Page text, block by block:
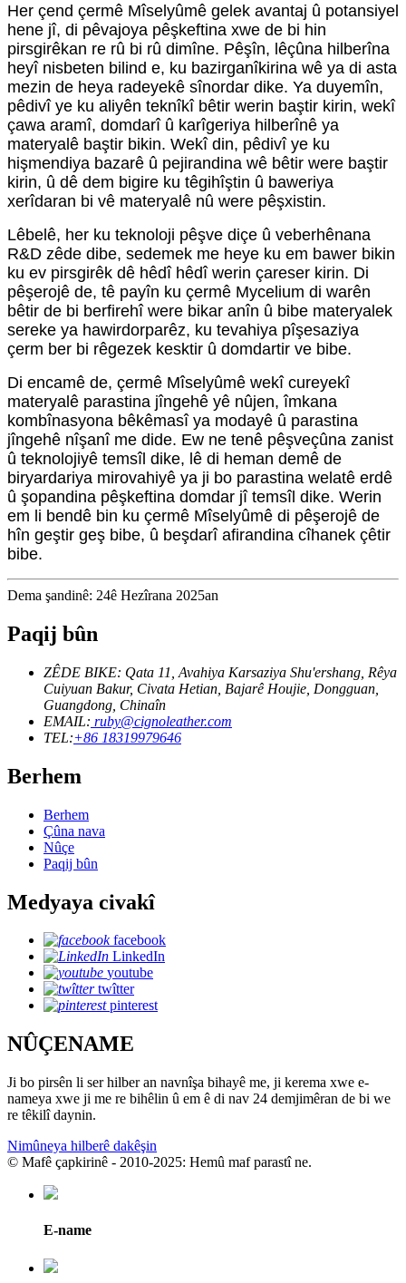
Her çend çermê Mîselyûmê gelek avantaj û potansiyel
hene jî, di pêvajoya pêşkeftina xwe de bi hin
pirsgirêkan re rû bi rû dimîne. Pêşîn, lêçûna hilberîna
heyî nisbeten bilind e, ku bazirganîkirina wê ya di asta
mezin de heya radeyekê sînordar dike. Ya duyemîn,
pêdivî ye ku aliyên teknîkî bêtir werin baştir kirin, wekî
çawa aramî, domdarî û karîgeriya hilberînê ya
materyalê baştir bikin. Wekî din, pêdivî ye ku
hişmendiya bazarê û pejirandina wê bêtir were baştir
kirin, û dê dem bigire ku têgihîştin û baweriya
xerîdaran bi vê materyalê nû were pêşxistin.
Lêbelê, her ku teknoloji pêşve diçe û veberhênana
R&D zêde dibe, sedemek me heye ku em bawer bikin
ku ev pirsgirêk dê hêdî hêdî werin çareser kirin. Di
pêşerojê de, tê payîn ku çermê Mycelium di warên
bêtir de bi berfirehî were bikar anîn û bibe materyalek
sereke ya hawirdorparêz, ku tevahiya pîşesaziya
çerm ber bi rêgezek kesktir û domdartir ve bibe.
Di encamê de, çermê Mîselyûmê wekî cureyekî
materyalê parastina jîngehê yê nûjen, îmkana
kombînasyona bêkêmasî ya modayê û parastina
jîngehê nîşanî me dide. Ew ne tenê pêşveçûna zanist
û teknolojiyê temsîl dike, lê di heman demê de
biryardariya mirovahiyê ya ji bo parastina welatê erdê
û şopandina pêşkeftina domdar jî temsîl dike. Werin
em li bendê bin ku çermê Mîselyûmê di pêşerojê de
hîn geştir geş bibe, û beşdarî afirandina cîhanek çêtir
bibe.
Dema şandinê: 24ê Hezîrana 2025an
Paqij bûn
ZÊDE BIKE: Qata 11, Avahiya Karsaziya Shu'ershang, Rêya
Cuiyuan Bakur, Civata Hetian, Bajarê Houjie, Dongguan,
Guangdong, Chinaîn
EMAIL: ruby@cignoleather.com
TEL:+86 18319979646
Berhem
Berhem
Çûna nava
Nûçe
Paqij bûn
Medyaya civakî
facebook
LinkedIn
youtube
twîtter
pinterest
NÛÇENAME
Ji bo pirsên li ser hilber an navnîşa bihayê me, ji kerema xwe e-
nameya xwe ji me re bihêlin û em ê di nav 24 demjimêran de bi we
re têkilî daynin.
Nimûneya hilberê dakêşin
© Mafê çapkirinê - 2010-2025: Hemû maf parastî ne.
E-name